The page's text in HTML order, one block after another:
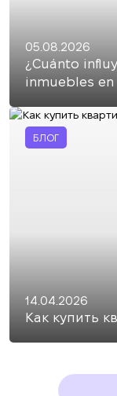
05.08.2026
¿Cuánto
inmuebles en
БЛОГ
14.04.2026
Как купить